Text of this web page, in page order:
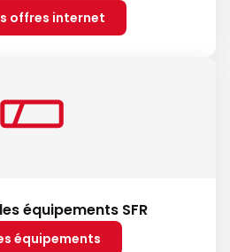
offres internet
équipements SFR
équipements